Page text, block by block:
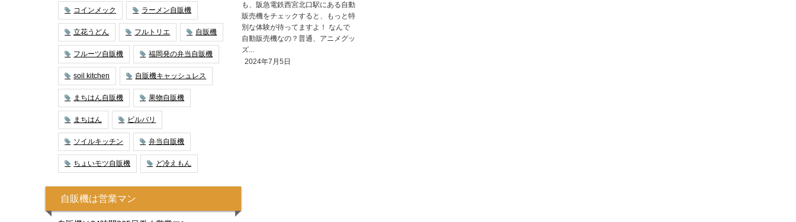
も、阪急電鉄西宮北口駅にある自動
販売機をチェックすると、もっと特
別な体験が待ってますよ！ なんで
自動販売機なの？普通、アニメグッ
ズ...
2024年7月5日
コインメック ラーメン自販機
立花うどん フルトリエ 自販機
フルーツ自販機 福岡発の弁当自販機
soil kitchen 自販機キャッシュレス
まちはん自販機 果物自販機
まちはん ビルバリ
ソイルキッチン 弁当自販機
ちょいモツ自販機 ど冷えもん
自販機は営業マン